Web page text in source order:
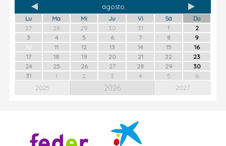
agosto
Lu Ma Mi Ju Vi Sá
Do
27
28 29 30 31 1
2
3
4 5 6 7 8
9
10
11 12 13 14 15
16
17
18 19 20 21 22
23
24
25 26 27 28 29
30
31
1 2 3 4 5 6
2025 2026 2027